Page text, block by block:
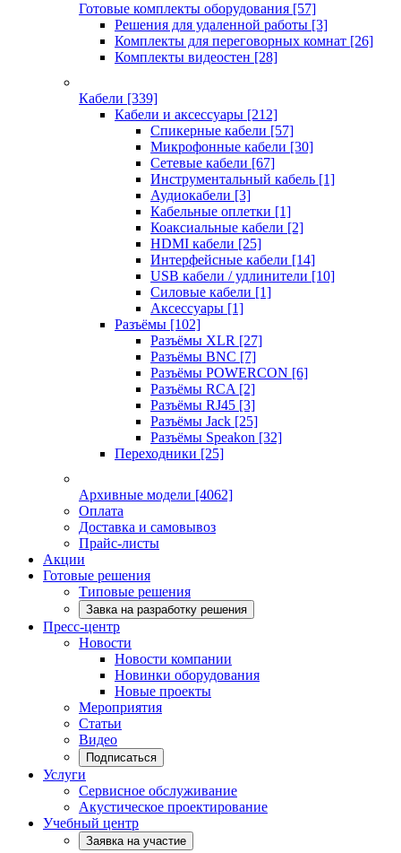
Готовые комплекты оборудования [57]
Решения для удаленной работы [3]
Комплекты для переговорных комнат [26]
Комплекты видеостен [28]
Кабели [339]
Кабели и аксессуары [212]
Спикерные кабели [57]
Микрофонные кабели [30]
Сетевые кабели [67]
Инструментальный кабель [1]
Аудиокабели [3]
Кабельные оплетки [1]
Коаксиальные кабели [2]
HDMI кабели [25]
Интерфейсные кабели [14]
USB кабели / удлинители [10]
Силовые кабели [1]
Аксессуары [1]
Разъёмы [102]
Разъёмы XLR [27]
Разъёмы BNC [7]
Разъёмы POWERCON [6]
Разъёмы RCA [2]
Разъёмы RJ45 [3]
Разъёмы Jack [25]
Разъёмы Speakon [32]
Переходники [25]
Архивные модели [4062]
Оплата
Доставка и самовывоз
Прайс-листы
Акции
Готовые решения
Типовые решения
Завка на разработку решения
Пресс-центр
Новости
Новости компании
Новинки оборудования
Новые проекты
Мероприятия
Статьи
Видео
Подписаться
Услуги
Сервисное обслуживание
Акустическое проектирование
Учебный центр
Заявка на участие